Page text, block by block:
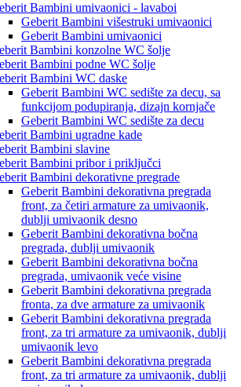
Bambini umivaonici - lavaboi
Geberit Bambini višestruki umivaonici
Geberit Bambini umivaonici
Bambini konzolne WC šolje
Bambini podne WC šolje
Bambini WC daske
Geberit Bambini WC sedište za decu, sa
funkcijom podupiranja, dizajn kornjače
Geberit Bambini WC sedište za decu
Bambini ugradne kade
Bambini slavine
Bambini pribor i priključci
Bambini dekorativne pregrade
Geberit Bambini dekorativna pregrada
front, za četiri armature za umivaonik,
dublji umivaonik desno
Geberit Bambini dekorativna bočna
pregrada, dublji umivaonik
Geberit Bambini dekorativna bočna
pregrada, umivaonik veće visine
Geberit Bambini dekorativna pregrada
fronta, za dve armature za umivaonik
Geberit Bambini dekorativna pregrada
front, za tri armature za umivaonik, dublji
umivaonik levo
Geberit Bambini dekorativna pregrada
front, za tri armature za umivaonik, dublji